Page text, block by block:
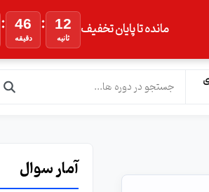
مانده تا پایان تخفیف : 46
دقیقه
: 11
ثانیه
آمار سوال